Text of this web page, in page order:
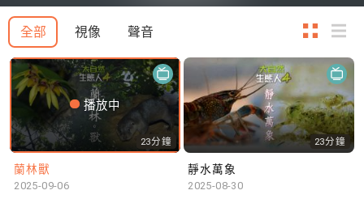
全部 視像 聲音
播放中
23分鐘
蘭林獸
2025-09-06
23分鐘
靜水萬象
2025-08-30